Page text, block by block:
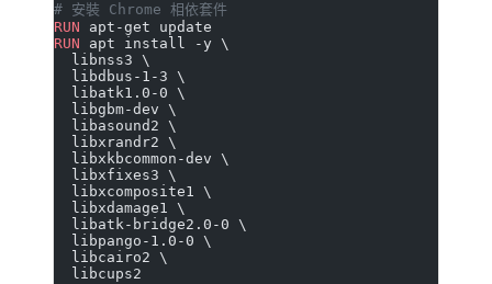
# 安裝 Chrome 相依套件
RUN apt-get update
RUN apt install -y \
  libnss3 \
  libdbus-1-3 \
  libatk1.0-0 \
  libgbm-dev \
  libasound2 \
  libxrandr2 \
  libxkbcommon-dev \
  libxfixes3 \
  libxcomposite1 \
  libxdamage1 \
  libatk-bridge2.0-0 \
  libpango-1.0-0 \
  libcairo2 \
  libcups2